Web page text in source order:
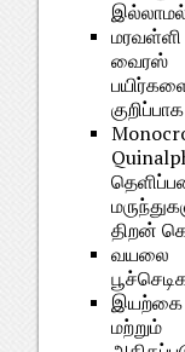
வைரஸ்
திறன்
வயலை